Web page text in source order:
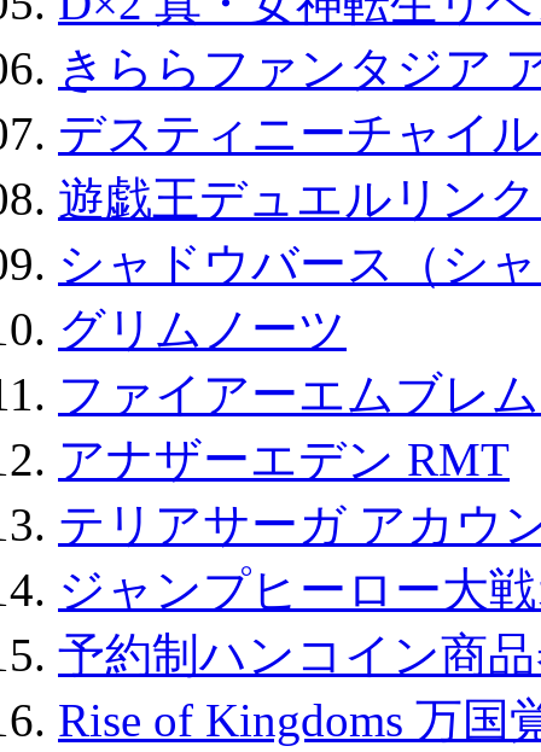
きららファンタジア
デスティニーチャイ
遊戯王デュエルリン
シャドウバース（シ
グリムノーツ
ファイアーエムブレ
アナザーエデン RMT
テリアサーガ アカウ
ジャンプヒーロー大
予約制ハンコイン商
Rise of Kingdoms 万